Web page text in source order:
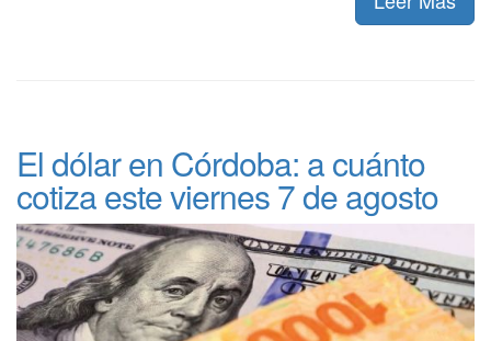
El dólar en Córdoba: a cuánto
cotiza este viernes 7 de agosto